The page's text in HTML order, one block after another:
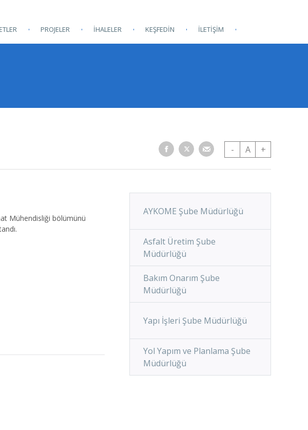
PROJELER İHALELER KEŞFEDİN İLETİŞİM
- A +
Mühendisliği bölümünü
AYKOME Şube Müdürlüğü
Asfalt Üretim Şube
Müdürlüğü
Bakım Onarım Şube
Müdürlüğü
Yapı İşleri Şube Müdürlüğü
Yol Yapım ve Planlama Şube
Müdürlüğü